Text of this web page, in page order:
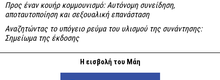
Προς έναν κουήρ κομμουνισμό: Αυτόνομη συνείδηση,
αποταυτοποίηση και σεξουαλική επανάσταση
Αναζητώντας το υπόγειο ρεύμα του υλισμού της συνάντησης:
Σημείωμα της έκδοσης
Η εισβολή του Μάη